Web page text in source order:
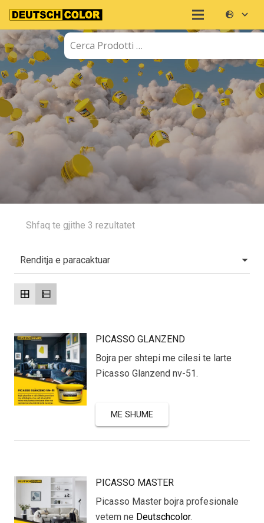
Shfaq te gjithe 3 rezultatet
PICASSO GLANZEND
Bojra per shtepi me cilesi te larte
Picasso Glanzend nv-51.
ME SHUME
PICASSO MASTER
Picasso Master bojra profesionale
vetem ne Deutschcolor.